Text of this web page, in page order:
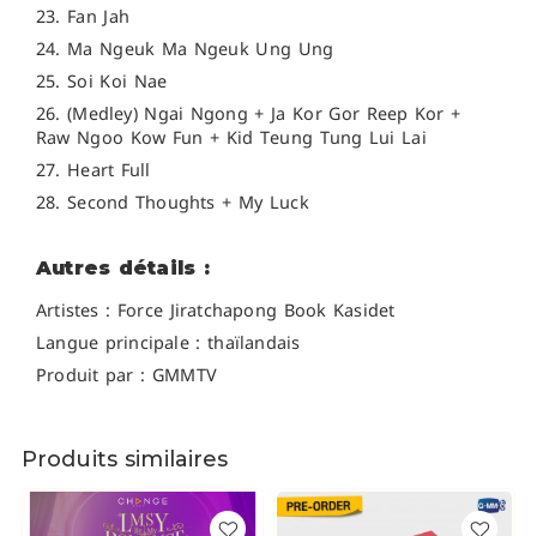
23. Fan Jah
24. Ma Ngeuk Ma Ngeuk Ung Ung
25. Soi Koi Nae
26. (Medley) Ngai Ngong + Ja Kor Gor Reep Kor +
Raw Ngoo Kow Fun + Kid Teung Tung Lui Lai
27. Heart Full
28. Second Thoughts + My Luck
Autres détails :
Artistes : Force Jiratchapong Book Kasidet
Langue principale : thaïlandais
Produit par : GMMTV
Produits similaires